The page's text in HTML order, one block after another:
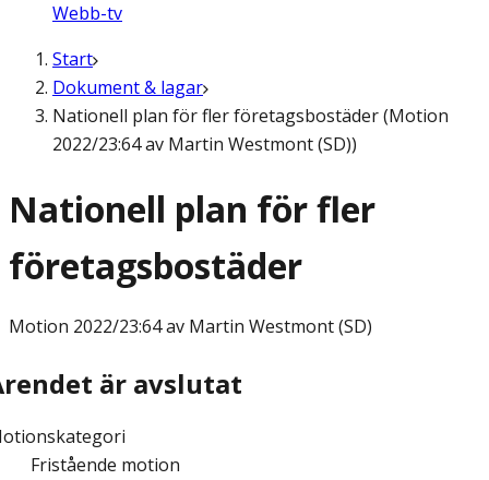
Webb-tv
Start
Dokument & lagar
Nationell plan för fler företagsbostäder (Motion
2022/23:64 av Martin Westmont (SD))
Nationell plan för fler
företagsbostäder
Motion 2022/23:64 av Martin Westmont (SD)
är avslutat
Fristående motion